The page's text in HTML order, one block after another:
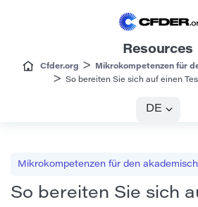
Resources
Cfder.org > Mikrokompetenzen für
> So bereiten Sie sich auf einen
DE
Mikrokompetenzen für den
So bereiten Sie sich